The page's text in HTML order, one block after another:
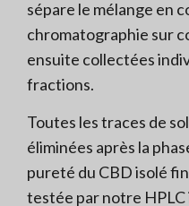
sépare le mélange en
chromatographie sur
ensuite collectées
fractions.
Toutes les traces de
éliminées après la
pureté du CBD isolé
testée par notre